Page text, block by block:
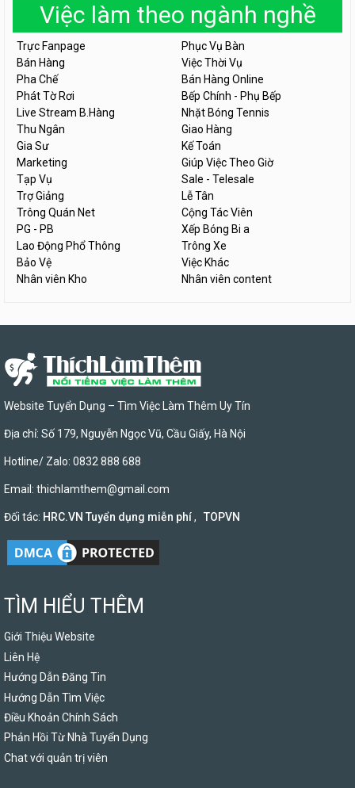
Việc làm theo ngành nghề
Trực Fanpage
Phục Vụ Bàn
Bán Hàng
Việc Thời Vụ
Pha Chế
Bán Hàng Online
Phát Tờ Rơi
Bếp Chính - Phụ Bếp
Live Stream B.Hàng
Nhặt Bóng Tennis
Thu Ngân
Giao Hàng
Gia Sư
Kế Toán
Marketing
Giúp Việc Theo Giờ
Tạp Vụ
Sale - Telesale
Trợ Giảng
Lễ Tân
Trông Quán Net
Cộng Tác Viên
PG - PB
Xếp Bóng Bi a
Lao Động Phổ Thông
Trông Xe
Bảo Vệ
Việc Khác
Nhân viên Kho
Nhân viên content
Website Tuyển Dụng – Tìm Việc Làm Thêm Uy Tín
Địa chỉ: Số 179, Nguyễn Ngọc Vũ, Cầu Giấy, Hà Nội
Hotline/ Zalo: 0832 888 688
Email: thichlamthem@gmail.com
Đối tác: HRC.VN Tuyển dụng miễn phí, TOPVN
TÌM HIỂU THÊM
Giới Thiệu Website
Liên Hệ
Hướng Dẫn Đăng Tin
Hướng Dẫn Tìm Việc
Điều Khoản Chính Sách
Phản Hồi Từ Nhà Tuyển Dụng
Chat với quản trị viên